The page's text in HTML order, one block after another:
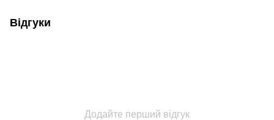
Відгуки
Додайте перший відгук